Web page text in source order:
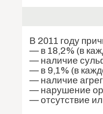
В 2011 году
— в 18,2% (в
— наличие
— в 9,1% (в
— наличие
— нарушение
— отсутствие